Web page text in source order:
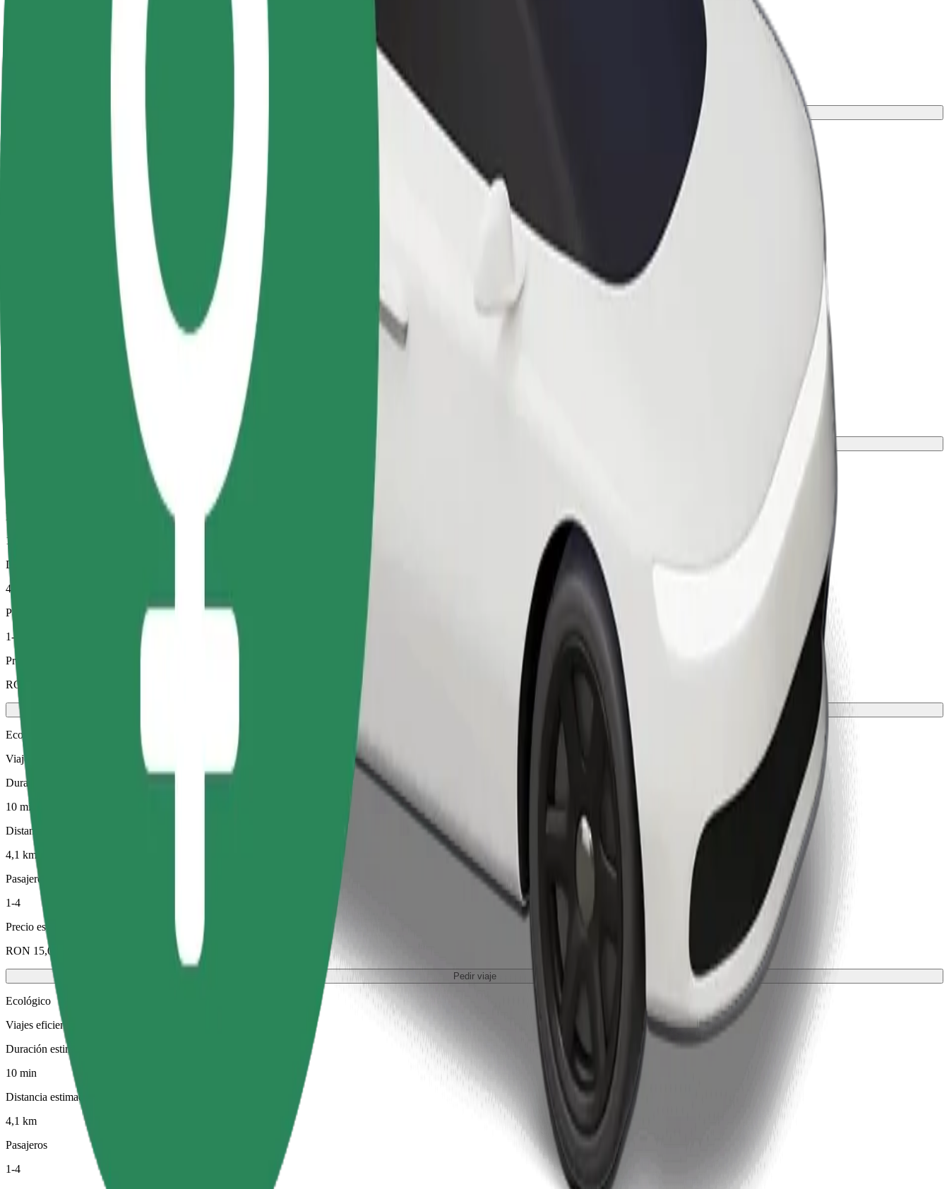
Cómo ir de Spitalul Clinic Județean de Urgențe "Sf. Spiridon a Gara Nicolina
¿Buscás la mejor forma de ir de Spitalul Clinic Județean de Urgențe "Sf. Spiridon a Gara Nicolina? Explorá nuestros servicios y encontrá la opción perfecta para tu viaje.
Descargá la app de Bolt
Spitalul Clinic Județean de Urgențe "Sf. Spiridon
Comodidad y confort a un botón de distancia
Viajes fiables en coches estándar de tamaño medio.
Duración estimada del viaje
Viajes en coches con más espacio para equipaje y para estirar las piernas
Duración estimada del viaje
10 min
Distancia estimada
4,1 km
Pasajeros
1-4
Precio estimado
RON 24,10
Economy
Viajes asequibles en coches estándar
Duración estimada del viaje
10 min
Distancia estimada
4,1 km
Pasajeros
1-4
Precio estimado
RON 15,00
Pedir viaje
Ecológico
Viajes eficientes en vehículos híbridos y eléctricos
Duración estimada del viaje
10 min
Distancia estimada
4,1 km
Pasajeros
1-4